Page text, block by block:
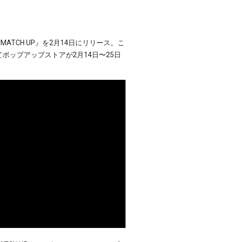
UP』を2月14日にリリース。こ
ポップアップストアが2月14日〜25日